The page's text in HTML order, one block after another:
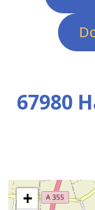
67980
+